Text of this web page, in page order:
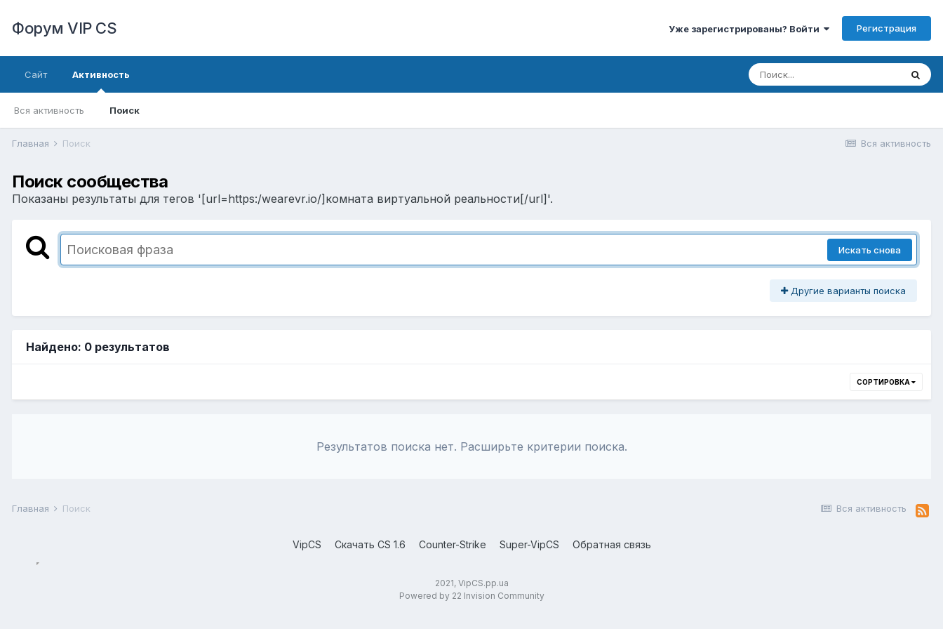
Форум VIP CS Уже зарегистрированы? Войти Регистрация
Сайт Активность
Вся активность Поиск
Вся активность
Главная Поиск
Поиск сообщества
Показаны результаты для тегов '[url=https:/wearevr.io/]комната виртуальной реальности[/url]'.
Искать снова
Другие варианты поиска
Найдено: 0 результатов
СОРТИРОВКА
Результатов поиска нет. Расширьте критерии поиска.
Вся активность
Главная Поиск
VipCS Скачать CS 1.6 Counter-Strike Super-VipCS Обратная связь
2021, VipCS.pp.ua
Powered by 22 Invision Community